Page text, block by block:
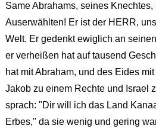
Same Abrahams, seines
Auserwählten! Er ist der HERR,
Welt. Er gedenkt ewiglich an
er verheißen hat auf tausend
hat mit Abraham, und des Eides
Jakob zu einem Rechte und Israel
sprach: "Dir will ich das Land
Erbes," da sie wenig und gering